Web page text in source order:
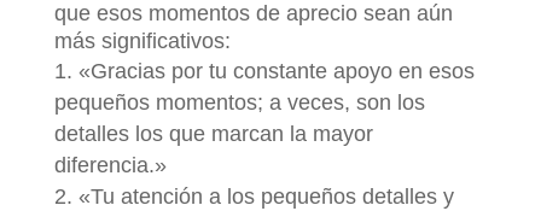
que esos momentos de aprecio sean aún
más significativos:
«Gracias por tu constante apoyo en esos
pequeños momentos; a veces, son los
detalles los que marcan la mayor
diferencia.»
«Tu atención a los pequeños detalles y